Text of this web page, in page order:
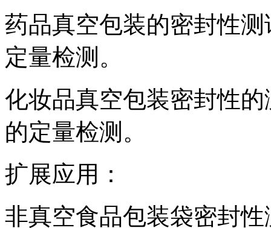
药品真空包装的密封性
定量检测。
化妆品真空包装密封性
的定量检测。
扩展应用：
非真空食品包装袋密封